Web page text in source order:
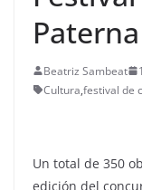
Beatriz Sambeat
Cultura,festival de
Un total de 350
edición del